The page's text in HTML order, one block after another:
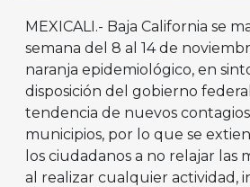
MEXICALI.- Baja California se
semana del 8 al 14 de
naranja epidemiológico, en
disposición del gobierno
tendencia de nuevos
municipios, por lo que se
los ciudadanos a no relajar las
al realizar cualquier actividad,